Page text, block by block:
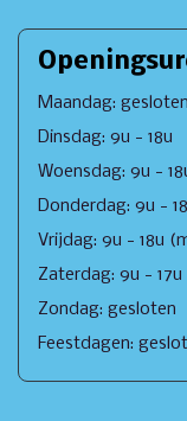
Maandag: gesloten
Dinsdag: 9u - 18u
Woensdag: 9u -
Donderdag: 9u -
Vrijdag: 9u - 18u
Zaterdag: 9u -
Zondag: gesloten
Feestdagen: